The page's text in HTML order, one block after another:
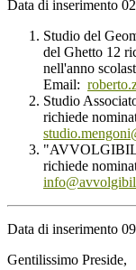
Data di inserimento
Studio del
del Ghetto 12
nell'anno
Email:
Studio
richiede
richiede
Data di inserimento
Gentilissimo Preside,